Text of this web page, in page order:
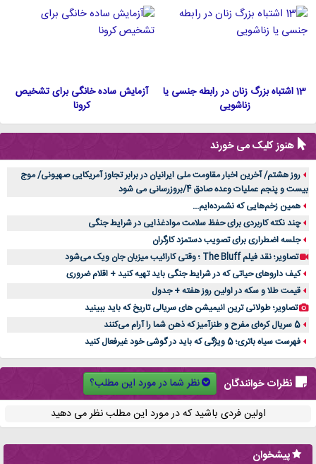
13 اشتباه بزرگ زنان در رابطه جنسی یا
زناشویی
آزمایش ساده خانگی برای تشخیص
کرونا
هنوز کلیک می خورند
روز هشتم/ آخرین اخبار مقاومت ملی ایرانیان در برابر تجاوز آمریکایی صهیونی/ موج
بیست و پنجم عملیات وعده صادق 4/بروزرسانی می شود
همین زخم‌هایی که نشمرده‌ایم...
چند نکته کاربردی برای حفظ سلامت موادغذایی در شرایط جنگی
جلسه اضطراری برای تصویب دستمزد کارگران
تصاویر؛ نقد فیلم The Bluff ؛ وقتی کارائیب میزبان جان ویک می‌شود
کیف داروهای حیاتی که در شرایط جنگی باید تهیه کنید + اقلام ضروری
قیمت طلا و سکه در اولین روز هفته + جدول
تصاویر؛ طولانی ترین انیمیشن های سریالی تاریخ که باید ببینید
5 سریال کره‌ای مفرح و طنزآمیز که ذهن شما را آرام می‌کنند
فهرست سیاه باتری؛ 5 ویژگی که باید در گوشی خود غیرفعال کنید
نظرات خوانندگان
نظر شما در مورد این مطلب؟
اولین فردی باشید که در مورد این مطلب نظر می دهید
پیشخوان